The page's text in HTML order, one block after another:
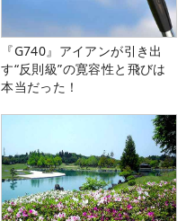
『G740』アイアンが引き出
す“反則級”の寛容性と飛びは
本当だった！